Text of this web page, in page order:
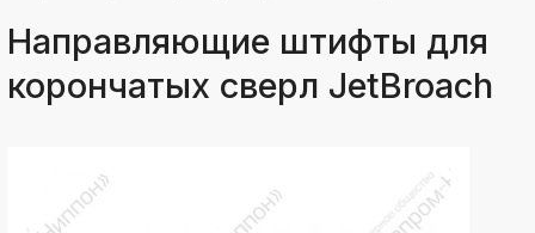
k
ksldkfjsdlfkjsls;ldfkgjsdl;kfkфыва
k
ksldkfjsdlfkjsls;ldfkgjsdl;kfkфыва
Направляющие штифты для
корончатых сверл JetBroach